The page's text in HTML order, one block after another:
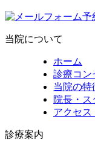
当院について
ホーム
診療コン
当院の特
院長・ス
アクセス
診療案内